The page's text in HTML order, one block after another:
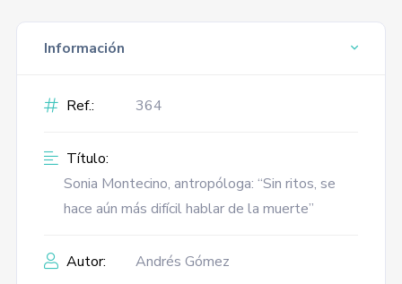
Información
Ref.: 364
Título:
Sonia Montecino, antropóloga: “Sin ritos, se
hace aún más difícil hablar de la muerte”
Autor: Andrés Gómez